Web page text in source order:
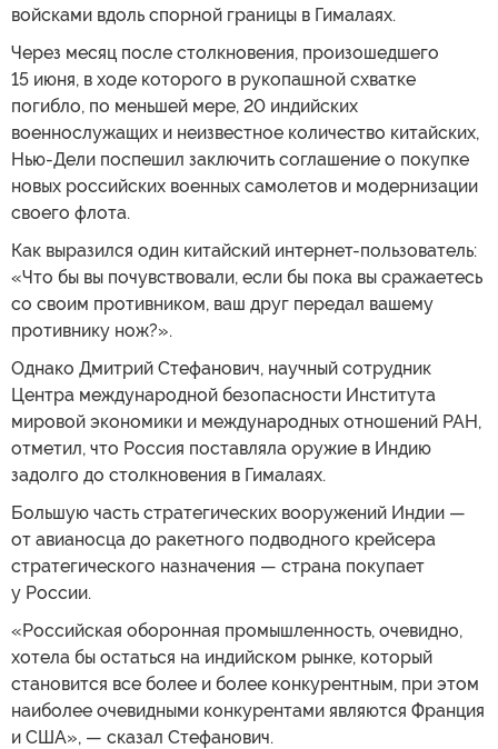
войсками вдоль спорной границы в Гималаях.
Через месяц после столкновения, произошедшего
15 июня, в ходе которого в рукопашной схватке
погибло, по меньшей мере, 20 индийских
военнослужащих и неизвестное количество китайских,
Нью-Дели поспешил заключить соглашение о покупке
новых российских военных самолетов и модернизации
своего флота.
Как выразился один китайский интернет-пользователь:
«Что бы вы почувствовали, если бы пока вы сражаетесь
со своим противником, ваш друг передал вашему
противнику нож?».
Однако Дмитрий Стефанович, научный сотрудник
Центра международной безопасности Института
мировой экономики и международных отношений РАН,
отметил, что Россия поставляла оружие в Индию
задолго до столкновения в Гималаях.
Большую часть стратегических вооружений Индии —
от авианосца до ракетного подводного крейсера
стратегического назначения — страна покупает
у России.
«Российская оборонная промышленность, очевидно,
хотела бы остаться на индийском рынке, который
становится все более и более конкурентным, при этом
наиболее очевидными конкурентами являются Франция
и США», — сказал Стефанович.